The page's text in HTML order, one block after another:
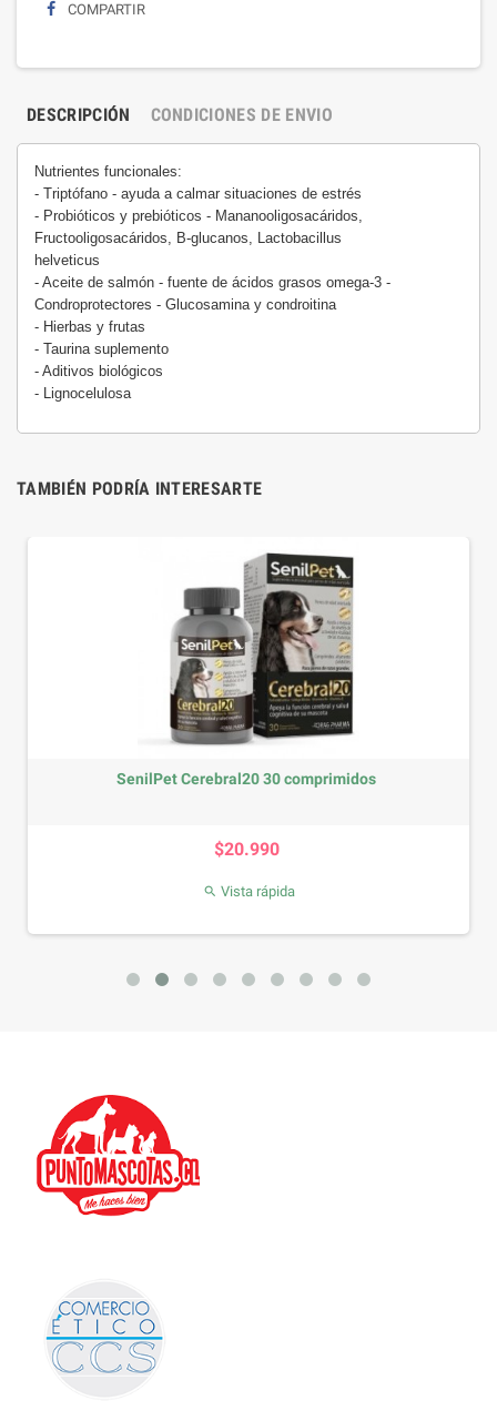
COMPARTIR
DESCRIPCIÓN CONDICIONES DE ENVIO
Nutrientes funcionales:
- Triptófano - ayuda a calmar situaciones de estrés
- Probióticos y prebióticos - Mananooligosacáridos,
Fructooligosacáridos, B-glucanos, Lactobacillus
helveticus
- Aceite de salmón - fuente de ácidos grasos omega-3 -
Condroprotectores - Glucosamina y condroitina
- Hierbas y frutas
- Taurina suplemento
- Aditivos biológicos
- Lignocelulosa
TAMBIÉN PODRÍA INTERESARTE
SenilPet Cerebral20 30 comprimidos
$20.990
Vista rápida